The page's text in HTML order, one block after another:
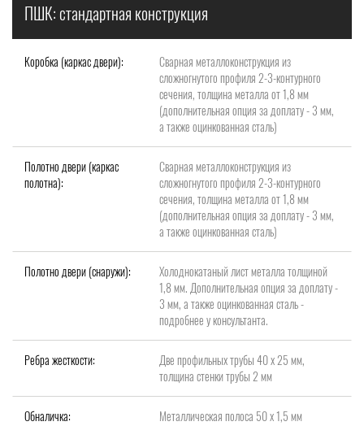
ПШК: стандартная конструкция
Коробка (каркас двери):
Сварная металлоконструкция из
сложногнутого профиля 2-3-контурного
сечения, толщина металла от 1,8 мм
(дополнительная опция за доплату - 3 мм,
а также оцинкованная сталь)
Полотно двери (каркас
полотна):
Сварная металлоконструкция из
сложногнутого профиля 2-3-контурного
сечения, толщина металла от 1,8 мм
(дополнительная опция за доплату - 3 мм,
а также оцинкованная сталь)
Полотно двери (снаружи):
Холоднокатаный лист металла толщиной
1,8 мм. Дополнительная опция за доплату -
3 мм, а также оцинкованная сталь -
подробнее у консультанта.
Ребра жесткости:
Две профильных трубы 40 х 25 мм,
толщина стенки трубы 2 мм
Обналичка: Металлическая полоса 50 х 1,5 мм